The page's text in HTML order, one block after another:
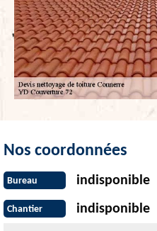
Nos coordonnées
Bureau indisponible
Chantier indisponible